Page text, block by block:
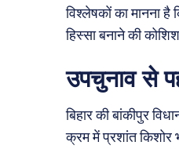
विश्लेषकों का मानना
हिस्सा बनाने की
उपचुनाव से
बिहार की बांकीपुर
क्रम में प्रशांत किशोर